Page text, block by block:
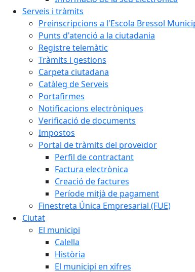
Serveis i tràmits
Preinscripcions a l'Escola Bressol
Punts d'atenció a la ciutadania
Registre telemàtic
Tràmits i gestions
Carpeta ciutadana
Catàleg de Serveis
Portafirmes
Notificacions electròniques
Verificació de documents
Impostos
Portal de tràmits del proveïdor
Perfil de contractant
Factura electrònica
Creació de factures
Període mitjà de pagament
Finestreta Única Empresarial (FUE)
Ciutat
El municipi
Calella
Història
El municipi en xifres